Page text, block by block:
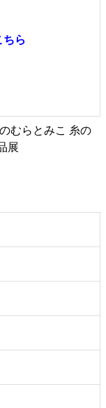
ちら
のむらとみこ 糸の
展